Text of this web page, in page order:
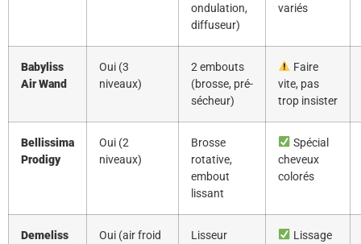
ondulation,
diffuseur)
variés
Babyliss
Air Wand
Oui (3
niveaux)
2 embouts
(brosse, pré-
sécheur)
Faire
vite, pas
trop insister
Bellissima
Prodigy
Oui (2
niveaux)
Brosse
rotative,
embout
lissant
Spécial
cheveux
colorés
Demeliss
Oui (air froid
Lisseur
Lissage